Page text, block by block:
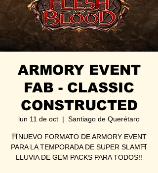
ARMORY EVENT
FAB - CLASSIC
CONSTRUCTED
lun 11 de oct
  |
Santiago de Querétaro
⛩NUEVO FORMATO DE ARMORY EVENT
PARA LA TEMPORADA DE SUPER SLAM⛩
LLUVIA DE GEM PACKS PARA TODOS!!